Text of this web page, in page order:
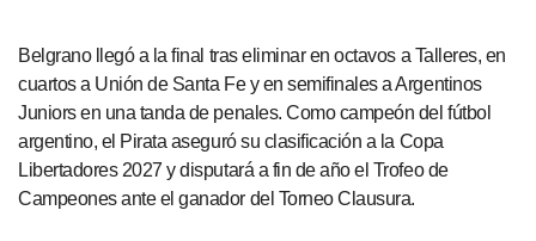
Belgrano llegó a la final tras eliminar en octavos a Talleres, en
cuartos a Unión de Santa Fe y en semifinales a Argentinos
Juniors en una tanda de penales. Como campeón del fútbol
argentino, el Pirata aseguró su clasificación a la Copa
Libertadores 2027 y disputará a fin de año el Trofeo de
Campeones ante el ganador del Torneo Clausura.